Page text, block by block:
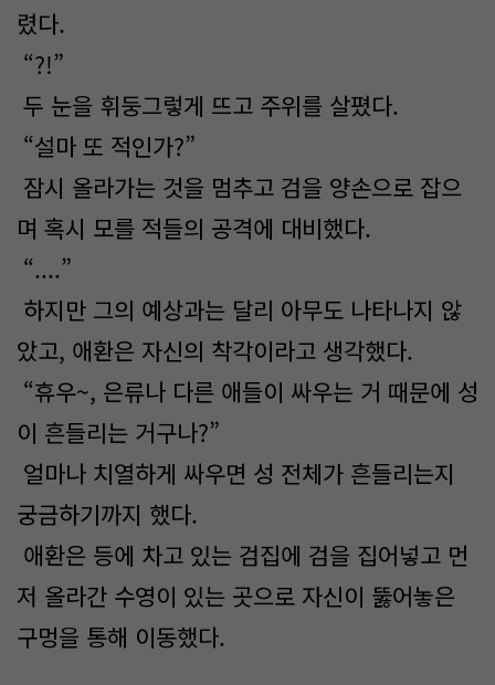
렸다.
“?!”
두 눈을 휘둥그렇게 뜨고 주위를 살폈다.
“설마 또 적인가?”
잠시 올라가는 것을 멈추고 검을 양손으로 잡으
며 혹시 모를 적들의 공격에 대비했다.
“....”
하지만 그의 예상과는 달리 아무도 나타나지 않
았고, 애환은 자신의 착각이라고 생각했다.
“휴우~, 은류나 다른 애들이 싸우는 거 때문에 성
이 흔들리는 거구나?”
얼마나 치열하게 싸우면 성 전체가 흔들리는지
궁금하기까지 했다.
애환은 등에 차고 있는 검집에 검을 집어넣고 먼
저 올라간 수영이 있는 곳으로 자신이 뚫어놓은
구멍을 통해 이동했다.